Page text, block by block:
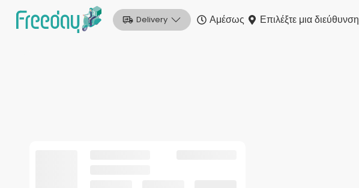
Delivery Αμέσως Επιλέξτε μια διεύθυνση